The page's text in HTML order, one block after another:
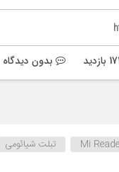
بدون دیدگاه
Mi تبلت شیائومی